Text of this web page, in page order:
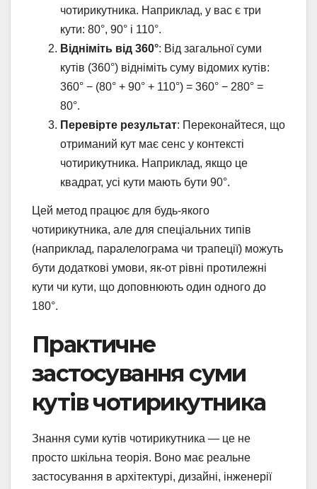
чотирикутника. Наприклад, у вас є три
кути: 80°, 90° і 110°.
Відніміть від 360°: Від загальної суми
кутів (360°) відніміть суму відомих кутів:
360° − (80° + 90° + 110°) = 360° − 280° =
80°.
Перевірте результат: Переконайтеся, що
отриманий кут має сенс у контексті
чотирикутника. Наприклад, якщо це
квадрат, усі кути мають бути 90°.
Цей метод працює для будь-якого
чотирикутника, але для спеціальних типів
(наприклад, паралелограма чи трапеції) можуть
бути додаткові умови, як-от рівні протилежні
кути чи кути, що доповнюють один одного до
180°.
Практичне
застосування суми
кутів чотирикутника
Знання суми кутів чотирикутника — це не
просто шкільна теорія. Воно має реальне
застосування в архітектурі, дизайні, інженерії